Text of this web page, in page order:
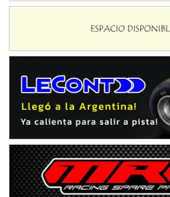
ENTRERRIANO - F6 (POSTERGADA)
VICTORIENSE - F7
PATAGONICO - F6
Moto Club Reginense (Tierra)
Gral. E. Godoy (Río Negro)
CSK - F7
Juventud Unida (Tierra)
Humboldt (Santa Fe)
NORESTE SANTAFESINO - F6